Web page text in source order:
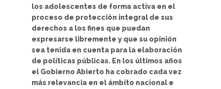
los adolescentes de forma activa en el
proceso de protección integral de sus
derechos a los fines que puedan
expresarse libremente y que su opinión
sea tenida en cuenta para la elaboración
de políticas públicas. En los últimos años
el Gobierno Abierto ha cobrado cada vez
más relevancia en el ámbito nacional e